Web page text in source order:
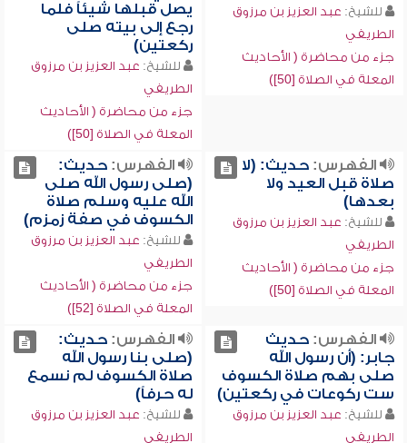
للشيخ: عبد العزيز بن مرزوق
الطريفي
جزء من محاضرة ( الأحاديث
المعلة في الصلاة [50])
يصل قبلها شيئاً فلما
رجع إلى بيته صلى
ركعتين)
للشيخ: عبد العزيز بن مرزوق
الطريفي
جزء من محاضرة ( الأحاديث
المعلة في الصلاة [50])
الفهرس:حديث: (لا
صلاة قبل العيد ولا
بعدها)
للشيخ: عبد العزيز بن مرزوق
الطريفي
جزء من محاضرة ( الأحاديث
المعلة في الصلاة [50])
الفهرس:حديث:
(صلى رسول الله صلى
الله عليه وسلم صلاة
الكسوف في صفة زمزم)
للشيخ: عبد العزيز بن مرزوق
الطريفي
جزء من محاضرة ( الأحاديث
المعلة في الصلاة [52])
الفهرس:حديث
جابر: (أن رسول الله
صلى بهم صلاة الكسوف
ست ركوعات في ركعتين)
للشيخ: عبد العزيز بن مرزوق
الطريفي
الفهرس:حديث:
(صلى بنا رسول الله
صلاة الكسوف لم نسمع
له حرفاً)
للشيخ: عبد العزيز بن مرزوق
الطريفي